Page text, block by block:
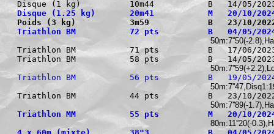
Disque (1.25 kg)       20m41           M   20/10/
Poids (3 kg)           3m59            B   23/10/
Triathlon BM           72 pts          B   04/05/2024
50m:7''50(-
Triathlon BM           71 pts          B   17/06/2023
Triathlon BM           58 pts          B   14/05/2023
Triathlon BM           56 pts          B   19/05/2024
Triathlon BM           44 pts          B   23/10/2022
50m:7''89(-
Triathlon MM           55 pts          M   20/10/2024
80m:11''20(-